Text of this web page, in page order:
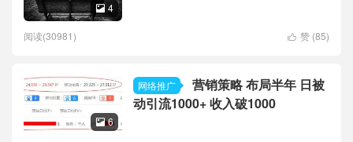
 4
 赞 (85)
阅读(30981)
网络推广
营销策略 布局半年 日被
动引流1000+ 收入破1000
 6